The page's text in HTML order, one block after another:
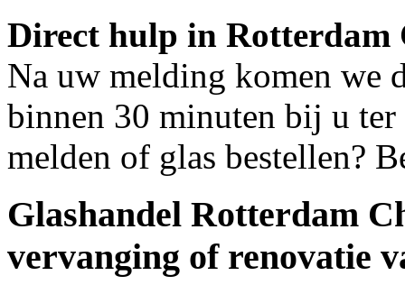
Direct hulp in Rotterdam
Na uw melding komen we
binnen 30 minuten bij u ter
melden of glas bestellen?
Glashandel Rotterdam
vervanging of renovatie